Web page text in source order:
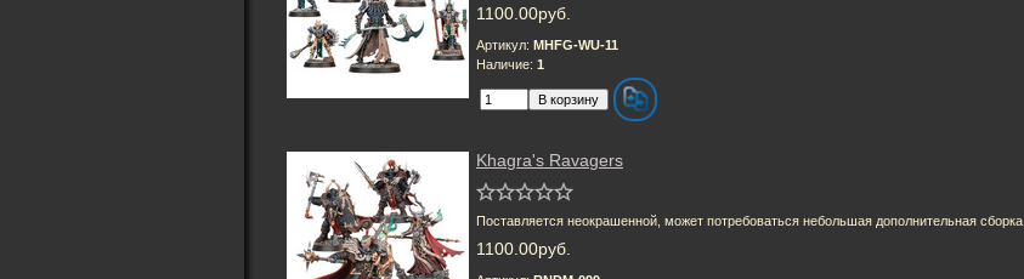
1100.00руб.
Артикул: MHFG-WU-11
Наличие: 1
Khagra's Ravagers
Поставляется неокрашенной, может потребоваться небольшая дополнительная сборка.
1100.00руб.